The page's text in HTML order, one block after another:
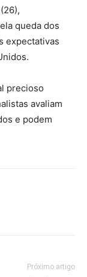
queda dos
expectativas
precioso
avaliam
e podem
Próximo artigo